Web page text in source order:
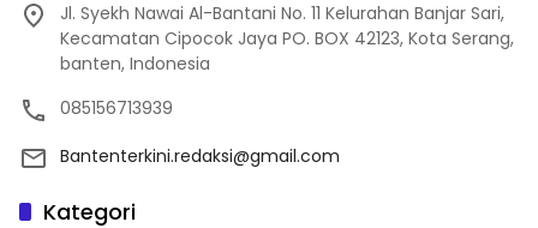
Jl. Syekh Nawai Al-Bantani No. 11 Kelurahan Banjar Sari,
Kecamatan Cipocok Jaya PO. BOX 42123, Kota Serang,
banten, Indonesia
085156713939
Bantenterkini.redaksi@gmail.com
Kategori